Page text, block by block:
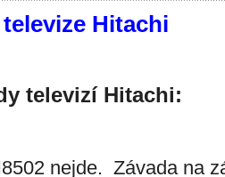
Hitachi
televizí Hitachi:
nejde. Závada na